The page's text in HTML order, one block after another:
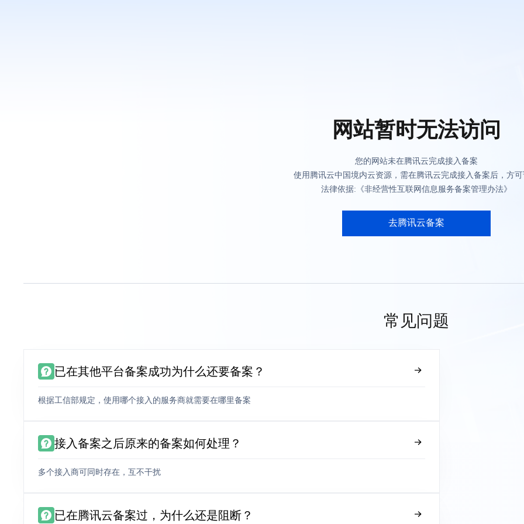
网站暂时无法访问
您的网站未在腾讯云完成接入备案
使用腾讯云中国境内云资源，需在腾讯云完成接入备案后，方
法律依据:《非经营性互联网信息服务备案管理办法》
去腾讯云备案
常见问题
已在其他平台备案成功为什么还要备案？
根据工信部规定，使用哪个接入的服务商就需要在哪里备案
接入备案之后原来的备案如何处理？
多个接入商可同时存在，互不干扰
已在腾讯云备案过，为什么还是阻断？